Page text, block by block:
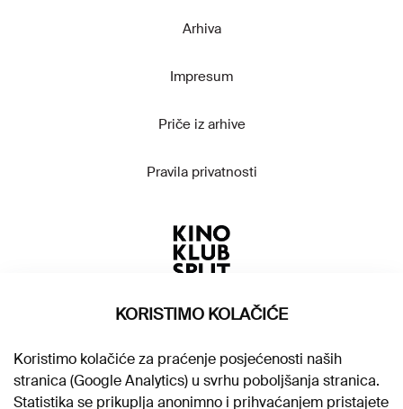
Arhiva
Impresum
Priče iz arhive
Pravila privatnosti
KORISTIMO KOLAČIĆE
Koristimo kolačiće za praćenje posjećenosti naših
stranica (Google Analytics) u svrhu poboljšanja stranica.
Statistika se prikuplja anonimno i prihvaćanjem pristajete